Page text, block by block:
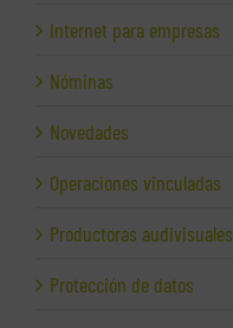
Internet para empresas
Nóminas
Novedades
Operaciones vinculadas
Productoras audivisuales
Protección de datos